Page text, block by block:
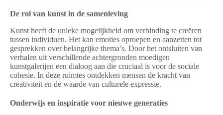
De rol van kunst in de samenleving
Kunst heeft de unieke mogelijkheid om verbinding te creëren
tussen individuen. Het kan emoties oproepen en aanzetten tot
gesprekken over belangrijke thema’s. Door het ontsluiten van
verhalen uit verschillende achtergronden moedigen
kunstgalerijen een dialoog aan die cruciaal is voor de sociale
cohesie. In deze ruimtes ontdekken mensen de kracht van
creativiteit en de waarde van culturele expressie.
Onderwijs en inspiratie voor nieuwe generaties